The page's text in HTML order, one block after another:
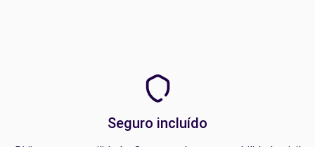
Seguro incluído